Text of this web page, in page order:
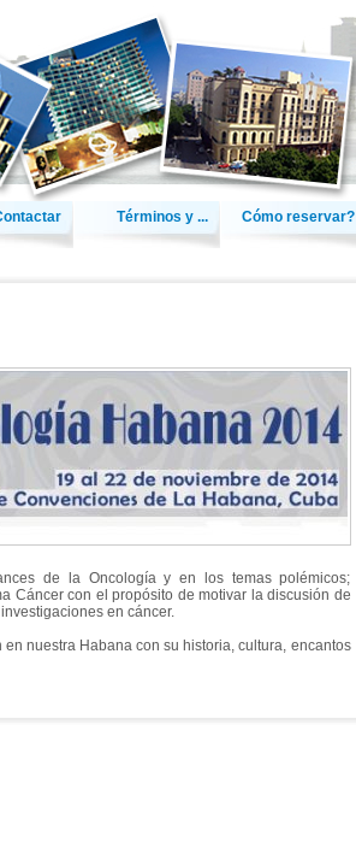
Términos y ... Cómo reservar?
de la Oncología y en los temas polémicos;
Cáncer con el propósito de motivar la discusión de
en cáncer.
nuestra Habana con su historia, cultura, encantos